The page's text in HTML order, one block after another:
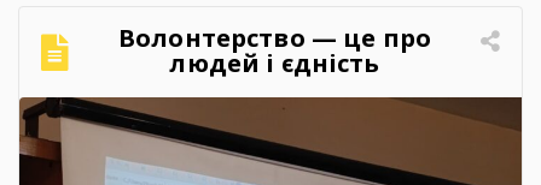
аналізом та прагненням осмислити сучасні
виклики й перспективи розвитку аграрної
сфери Чортківського […]
Волонтерство — це про
людей і єдність